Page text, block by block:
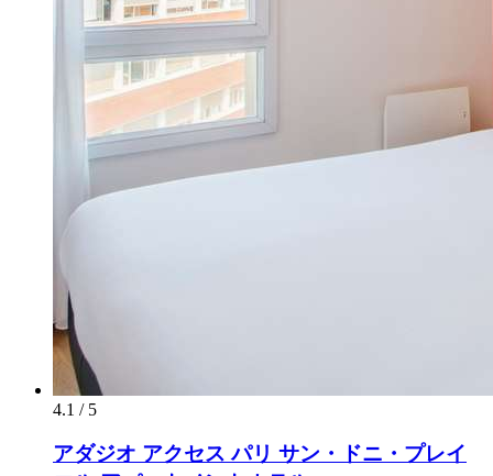
4.1 / 5
アダジオ アクセス パリ サン・ドニ・プレイ